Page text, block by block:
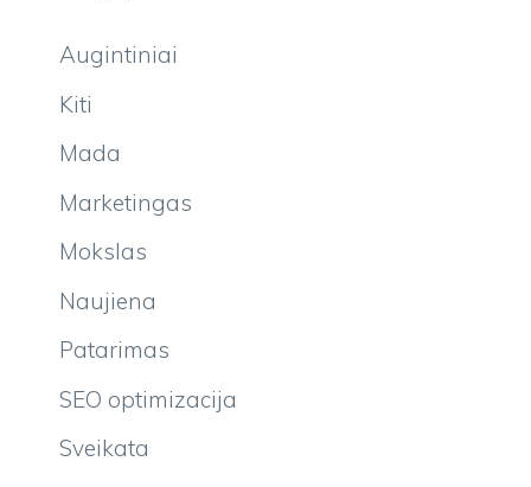
Augintiniai
Kiti
Mada
Marketingas
Mokslas
Naujiena
Patarimas
SEO optimizacija
Sveikata